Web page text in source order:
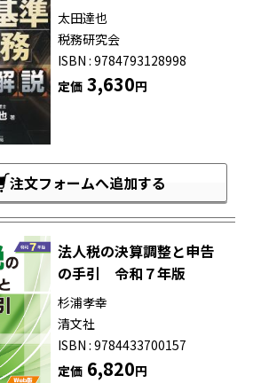
太田達也
税務研究会
ISBN : 9784793128998
定価3,630円
注文フォームへ追加する
法人税の決算調整と申告
の手引 令和７年版
杉浦孝幸
清文社
ISBN : 9784433700157
定価6,820円